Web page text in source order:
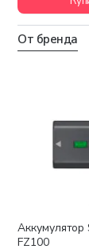
От бренда
Бесплатная
Аккумулятор
FZ100